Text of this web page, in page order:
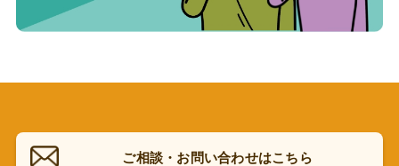
ご相談・お問い合わせはこちら